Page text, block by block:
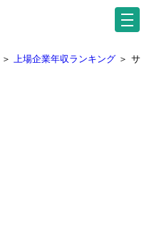
＞ 上場企業年収ランキング ＞ サ